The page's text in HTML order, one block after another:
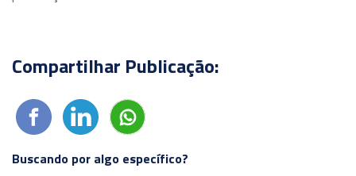
Compartilhar Publicação:
Buscando por algo específico?